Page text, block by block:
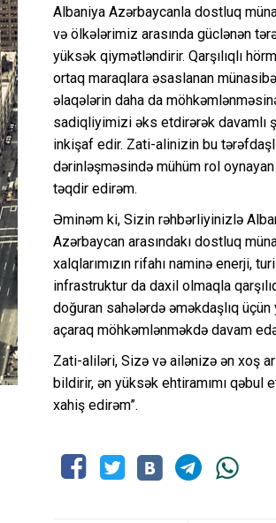
Albaniya Azərbaycanla dostluq
və ölkələrimiz arasında güclənən
yüksək qiymətləndirir. Qarşılıqlı
ortaq maraqlara əsaslanan
əlaqələrin daha da
sadiqliyimizi əks etdirərək davamlı
inkişaf edir. Zati-alinizin bu
dərinləşməsində mühüm rol
təqdir edirəm.
Əminəm ki, Sizin rəhbərliyinizlə
Azərbaycan arasındakı dostluq
xalqlarımızın rifahı naminə enerji,
infrastruktur da daxil olmaqla
doğuran sahələrdə əməkdaşlıq
açaraq möhkəmlənməkdə davam
Zati-aliləri, Sizə və ailənizə ən xoş
bildirir, ən yüksək ehtiramımı qəbul
xahiş edirəm”.